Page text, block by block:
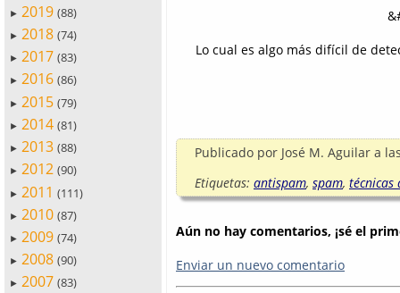
► 2019 (88)
► 2018 (74)
► 2017 (83)
► 2016 (86)
► 2015 (79)
► 2014 (81)
► 2013 (88)
► 2012 (90)
► 2011 (111)
► 2010 (87)
► 2009 (74)
► 2008 (90)
► 2007 (83)
Lo cual es algo más difícil de
Publicado por José M. Aguilar a
Etiquetas: antispam, spam, técnicas
Aún no hay comentarios, ¡sé el
Enviar un nuevo comentario